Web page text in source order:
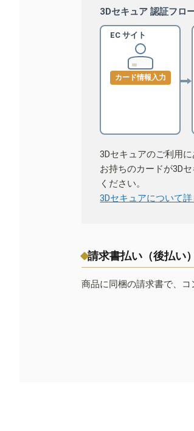
3Dセキュア 認証フロ
EC サイト
カード情報入力
3Dセキュアのご利用
お持ちのカードが3D
ください。
3Dセキュアについて
請求書払い（後払い）
商品に同梱の請求書で、コ